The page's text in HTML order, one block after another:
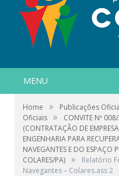
MENU
Home » Publicações
Oficiais »
CONVITE Nº
(CONTRATAÇÃO DE
ENGENHARIA PARA
NAVEGANTES E DO ESPAÇO
COLARES/PA) »
Relatório
Navegantes – Colares.ass 2